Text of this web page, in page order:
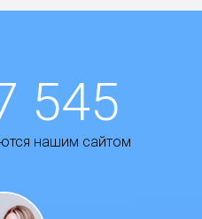
545
нашим сайтом